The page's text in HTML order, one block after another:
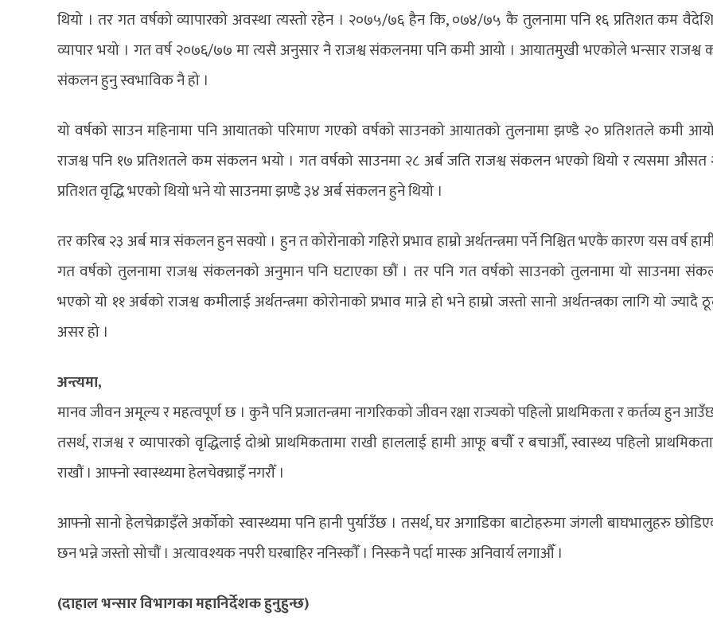
थियो । तर गत वर्षको व्यापारको अवस्था त्यस्तो रहेन । २०७५/७६ हैन कि, ०७४/७५ कै तुलनामा पनि १६ प्रतिशत कम
व्यापार भयो । गत वर्ष २०७६/७७ मा त्यसै अनुसार नै राजश्व संकलनमा पनि कमी आयो । आयातमुखी भएकोले भन्सार राजश्व
संकलन हुनु स्वभाविक नै हो ।
यो वर्षको साउन महिनामा पनि आयातको परिमाण गएको वर्षको साउनको आयातको तुलनामा झण्डै २० प्रतिशतले कमी
राजश्व पनि १७ प्रतिशतले कम संकलन भयो । गत वर्षको साउनमा २८ अर्ब जति राजश्व संकलन भएको थियो र त्यसमा औसत
प्रतिशत वृद्धि भएको थियो भने यो साउनमा झण्डै ३४ अर्ब संकलन हुने थियो ।
तर करिब २३ अर्ब मात्र संकलन हुन सक्यो । हुन त कोरोनाको गहिरो प्रभाव हाम्रो अर्थतन्त्रमा पर्ने निश्चित भएकै कारण यस वर्ष
गत वर्षको तुलनामा राजश्व संकलनको अनुमान पनि घटाएका छौं । तर पनि गत वर्षको साउनको तुलनामा यो साउनमा
भएको यो ११ अर्बको राजश्व कमीलाई अर्थतन्त्रमा कोरोनाको प्रभाव मान्ने हो भने हाम्रो जस्तो सानो अर्थतन्त्रका लागि यो ज्यादै
असर हो ।
अन्त्यमा,
मानव जीवन अमूल्य र महत्वपूर्ण छ । कुनै पनि प्रजातन्त्रमा नागरिकको जीवन रक्षा राज्यको पहिलो प्राथमिकता र कर्तव्य हुन
तसर्थ, राजश्व र व्यापारको वृद्धिलाई दोश्रो प्राथमिकतामा राखी हाललाई हामी आफू बचौँ र बचाऔँ, स्वास्थ्य पहिलो
राखौं । आफ्नो स्वास्थ्यमा हेलचेक्य्राइँ नगरौँ ।
आफ्नो सानो हेलचेक्राइँले अर्कोको स्वास्थ्यमा पनि हानी पुर्याउँछ । तसर्थ, घर अगाडिका बाटोहरुमा जंगली बाघभालुहरु
छन भन्ने जस्तो सोचौं । अत्यावश्यक नपरी घरबाहिर ननिस्कौँ । निस्कनै पर्दा मास्क अनिवार्य लगाऔँ ।
(दाहाल भन्सार विभागका महानिर्देशक हुनुहुन्छ)